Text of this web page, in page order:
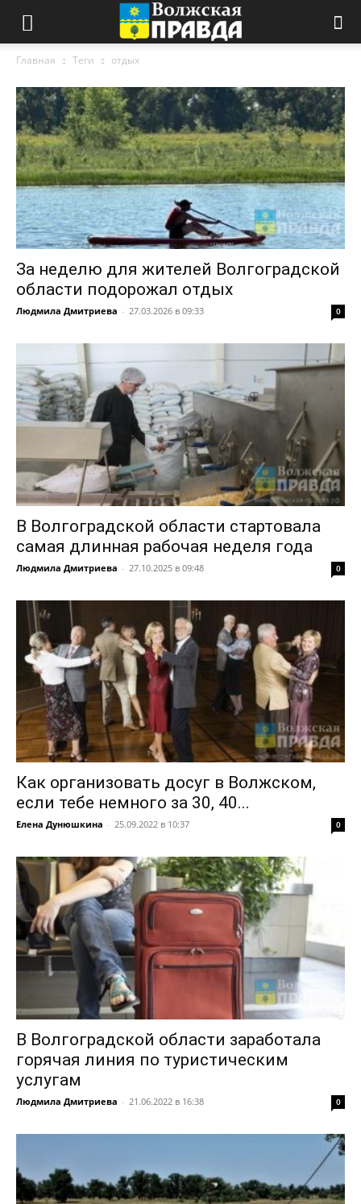
Главная Теги отдых
За неделю для жителей Волгоградской
области подорожал отдых
Людмила Дмитриева - 27.03.2026 в 09:33 0
В Волгоградской области стартовала
самая длинная рабочая неделя года
Людмила Дмитриева - 27.10.2025 в 09:48 0
Как организовать досуг в Волжском,
если тебе немного за 30, 40...
Елена Дунюшкина - 25.09.2022 в 10:37 0
В Волгоградской области заработала
горячая линия по туристическим
услугам
Людмила Дмитриева - 21.06.2022 в 16:38 0